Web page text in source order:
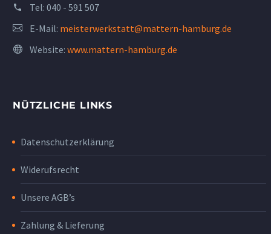
Tel: 040 - 591 507
E-Mail: meisterwerkstatt@mattern-hamburg.de
Website: www.mattern-hamburg.de
NÜTZLICHE LINKS
Datenschutzerklärung
Widerufsrecht
Unsere AGB’s
Zahlung & Lieferung